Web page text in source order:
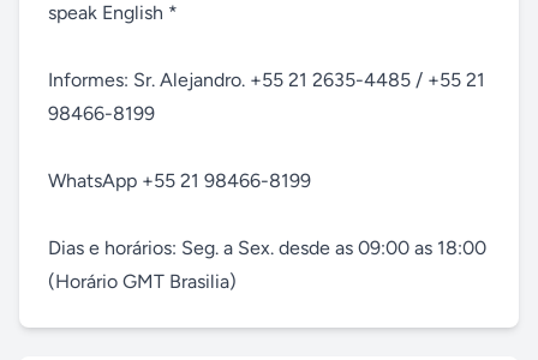
speak English *
Informes: Sr. Alejandro. +55 21 2635-4485 / +55 21
98466-8199
WhatsApp +55 21 98466-8199
Dias e horários: Seg. a Sex. desde as 09:00 as 18:00
(Horário GMT Brasilia)